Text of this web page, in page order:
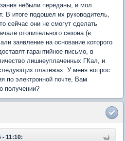
небыли переданы, и мол
В итоге подошел их руководитель,
сейчас они не смогут сделать
отопительного сезона (в
заявление на основание которого
гарантийное письмо, в
лишнеуплаченных ГКал, и
платежах. У меня вопрос
по электронной почте, Вам
получении?
- 11:10: